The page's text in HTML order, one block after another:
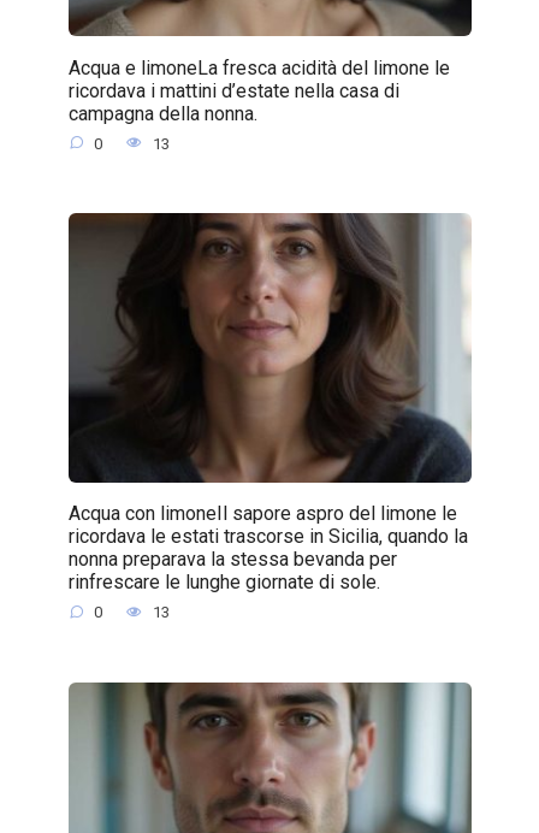
Acqua e limoneLa fresca acidità del limone le
ricordava i mattini d’estate nella casa di
campagna della nonna.
0 13
Acqua con limoneIl sapore aspro del limone le
ricordava le estati trascorse in Sicilia, quando la
nonna preparava la stessa bevanda per
rinfrescare le lunghe giornate di sole.
0 13